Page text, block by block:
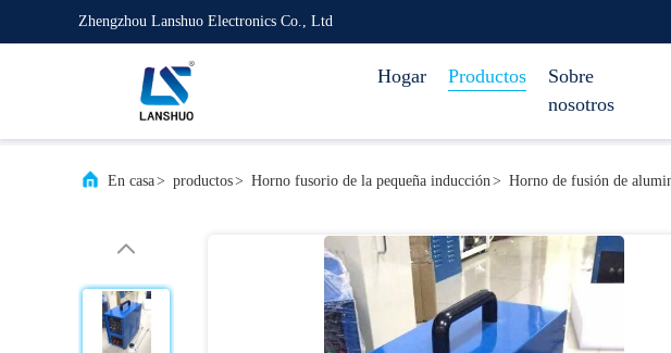
Zhengzhou Lanshuo Electronics Co., Ltd
Hogar Productos
Sobre
nosotros
En casa> productos> Horno fusorio de la pequeña inducción> Horno de fusión de